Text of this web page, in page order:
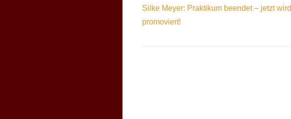
Silke Meyer: Praktikum beendet – jetzt wird
promoviert!